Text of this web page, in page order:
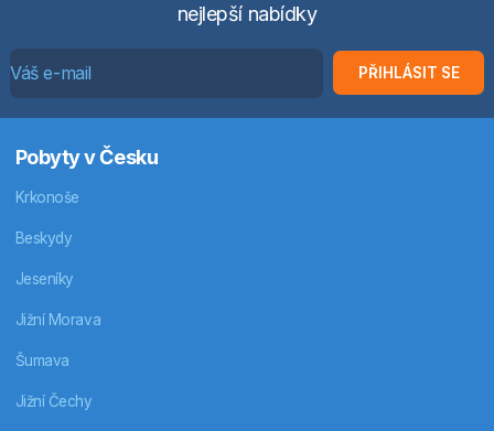
nejlepší nabídky
PŘIHLÁSIT SE
Pobyty v Česku
Krkonoše
Beskydy
Jeseníky
Jižní Morava
Šumava
Jižní Čechy